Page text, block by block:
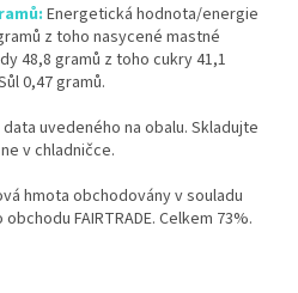
Energetická hodnota/energie
z toho nasycené mastné
48,8 gramů z toho cukry 41,1
0,47 gramů.
data uvedeného na obalu. Skladujte
v chladničce.
hmota obchodovány v souladu
FAIRTRADE. Celkem 73%.